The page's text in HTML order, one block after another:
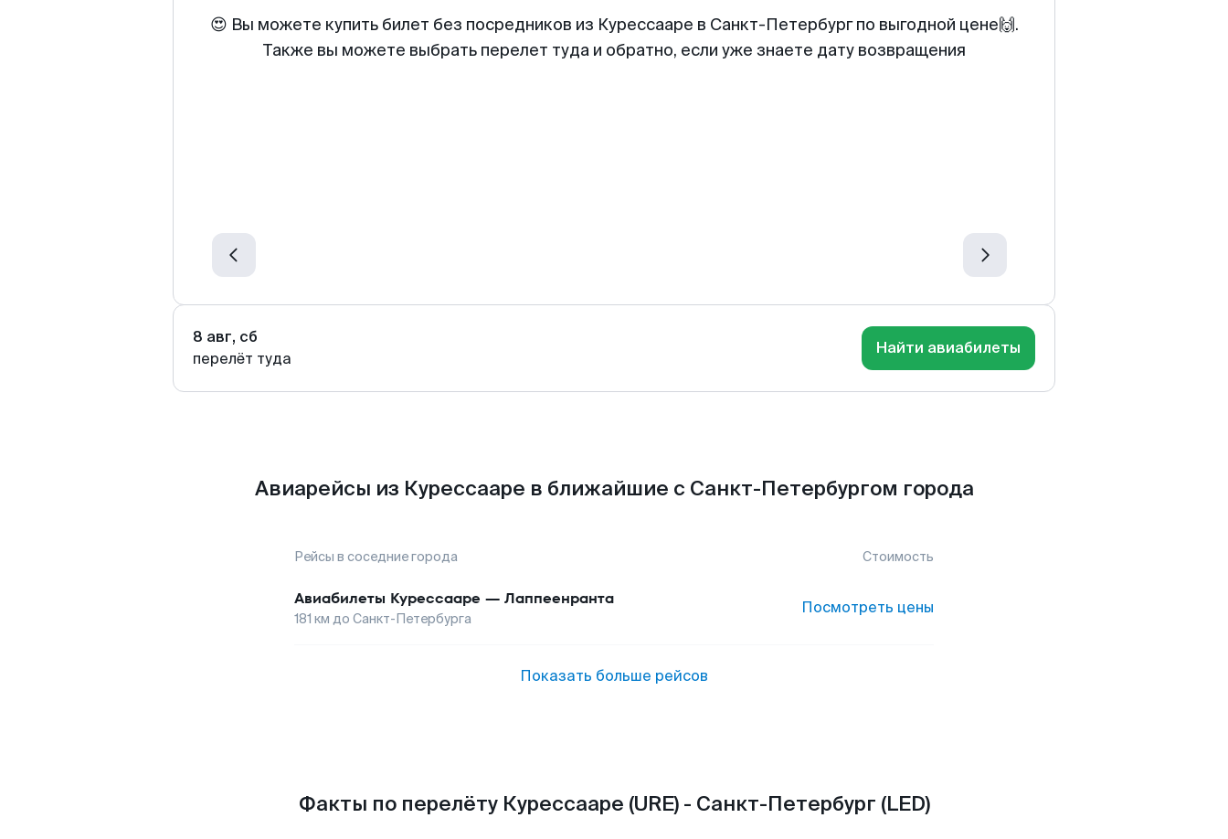
😍 Вы можете купить билет без посредников из Курессааре в Санкт-Петербург по выгодной цене🙌.
Также вы можете выбрать перелет туда и обратно, если уже знаете дату возвращения
8 авг, сб
перелёт туда
Найти авиабилеты
Авиарейсы из Курессааре в ближайшие с Санкт-Петербургом города
Рейсы в соседние города Стоимость
Авиабилеты Курессааре — Лаппеенранта
181 км до Санкт-Петербурга
Посмотреть цены
Показать больше рейсов
Факты по перелёту Курессааре (URE) - Санкт-Петербург (LED)